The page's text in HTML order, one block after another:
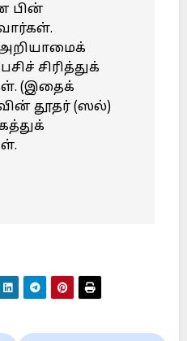
பின்
சிரித்துக்
(இதைக்
தூதர் (ஸல்)